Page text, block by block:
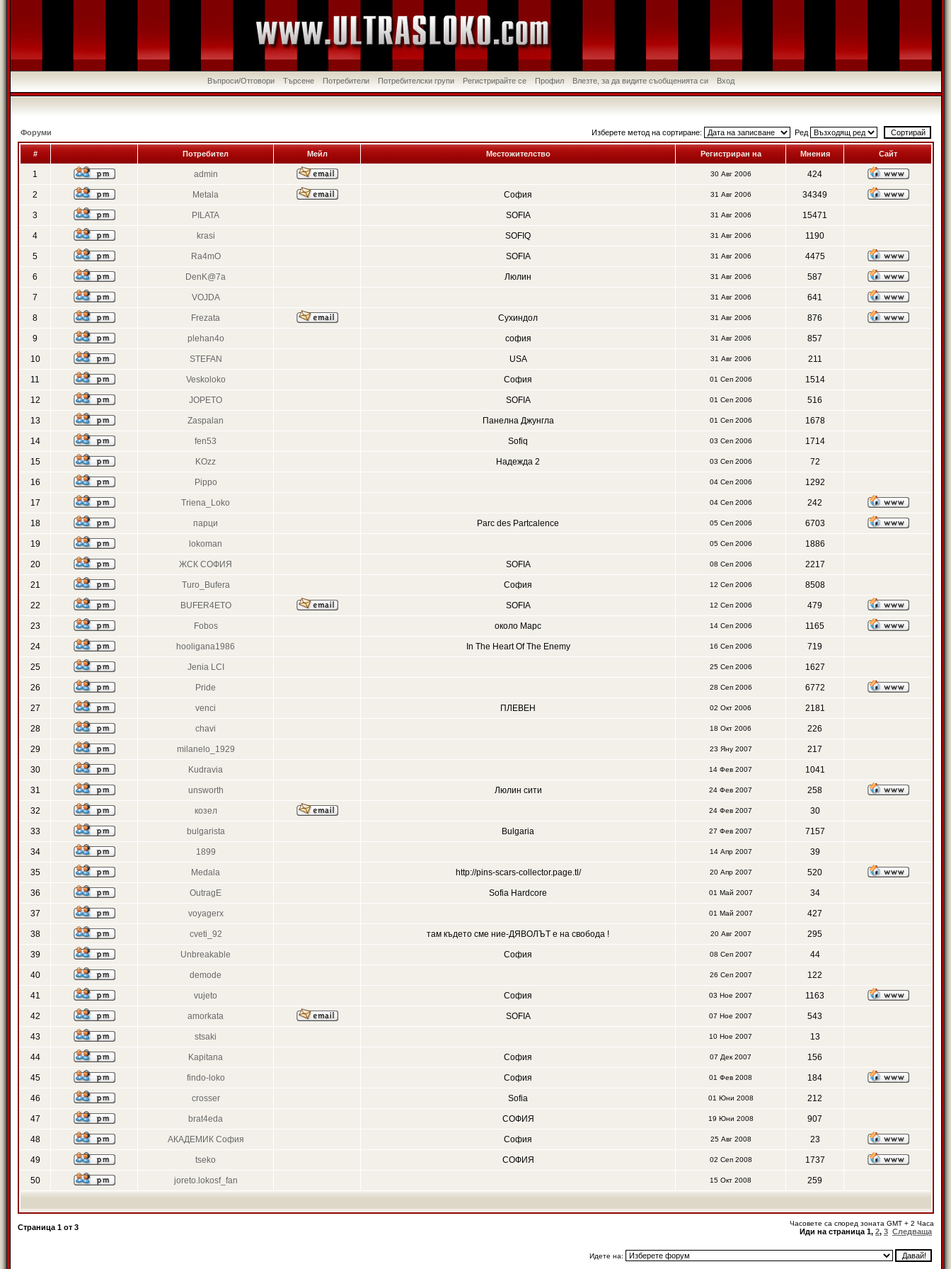
Въпроси/Отговори Търсене Потребители Потребителски групи Регистрирайте се Профил Влезте, за да видите съобщенията си Вход
Форуми Изберете метод на сортиране: Ред
# Потребител Мейл Местожителство Регистриран на Мнения Сайт
1 admin 30 Авг 2006 424
2 Metala София 31 Авг 2006 34349
3 PILATA SOFIA 31 Авг 2006 15471
4 krasi SOFIQ 31 Авг 2006 1190
5 Ra4mO SOFIA 31 Авг 2006 4475
6 DenK@7a Люлин 31 Авг 2006 587
7 VOJDA 31 Авг 2006 641
8 Frezata Сухиндол 31 Авг 2006 876
9 plehan4o софия 31 Авг 2006 857
10 STEFAN USA 31 Авг 2006 211
11 Veskoloko София 01 Сеп 2006 1514
12 JOPETO SOFIA 01 Сеп 2006 516
13 Zaspalan Панелна Джунгла 01 Сеп 2006 1678
14 fen53 Sofiq 03 Сеп 2006 1714
15 KOzz Надежда 2 03 Сеп 2006 72
16 Pippo 04 Сеп 2006 1292
17 Triena_Loko 04 Сеп 2006 242
18 парци Parc des Partcalence 05 Сеп 2006 6703
19 lokoman 05 Сеп 2006 1886
20 ЖСК СОФИЯ SOFIA 08 Сеп 2006 2217
21 Turo_Bufera София 12 Сеп 2006 8508
22 BUFER4ETO SOFIA 12 Сеп 2006 479
23 Fobos около Марс 14 Сеп 2006 1165
24 hooligana1986 In The Heart Of The Enemy 16 Сеп 2006 719
25 Jenia LCI 25 Сеп 2006 1627
26 Pride 28 Сеп 2006 6772
27 venci ПЛЕВЕН 02 Окт 2006 2181
28 chavi 18 Окт 2006 226
29 milanelo_1929 23 Яну 2007 217
30 Kudravia 14 Фев 2007 1041
31 unsworth Люлин сити 24 Фев 2007 258
32 козел 24 Фев 2007 30
33 bulgarista Bulgaria 27 Фев 2007 7157
34 1899 14 Апр 2007 39
35 Medala http://pins-scars-collector.page.tl/ 20 Апр 2007 520
36 OutragE Sofia Hardcore 01 Май 2007 34
37 voyagerx 01 Май 2007 427
38 cveti_92 там където сме ние-ДЯВОЛЪТ е на свобода ! 20 Авг 2007 295
39 Unbreakable София 08 Сеп 2007 44
40 demode 26 Сеп 2007 122
41 vujeto София 03 Ное 2007 1163
42 amorkata SOFIA 07 Ное 2007 543
43 stsaki 10 Ное 2007 13
44 Kapitana София 07 Дек 2007 156
45 findo-loko София 01 Фев 2008 184
46 crosser Sofia 01 Юни 2008 212
47 brat4eda СОФИЯ 19 Юни 2008 907
48 АКАДЕМИК София София 25 Авг 2008 23
49 tseko СОФИЯ 02 Сеп 2008 1737
50 joreto.lokosf_fan 15 Окт 2008 259
Страница 1 от 3 Часовете са според зоната GMT + 2 Часа
Иди на страница 1, 2, 3 Следваща
Идете на: